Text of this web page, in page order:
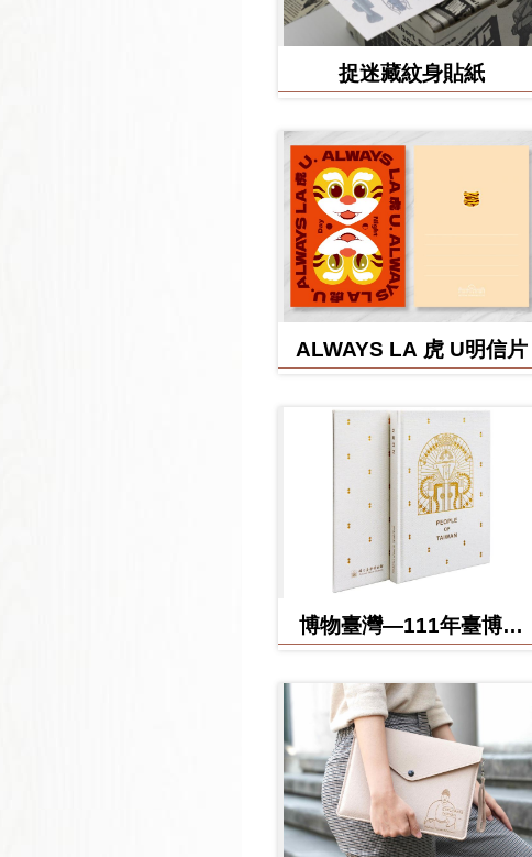
捉迷藏紋身貼紙
ALWAYS LA 虎 U明信片
博物臺灣—111年臺博館